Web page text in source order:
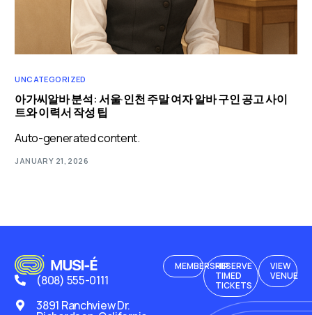
UNCATEGORIZED
아가씨알바 분석: 서울·인천 주말 여자 알바 구인 공고 사이
트와 이력서 작성 팁
Auto-generated content.
JANUARY 21, 2026
(808) 555-0111
3891 Ranchview Dr.
MEMBERSHIPRESERVE
TIMED
TICKETS
VIEW
VENUE